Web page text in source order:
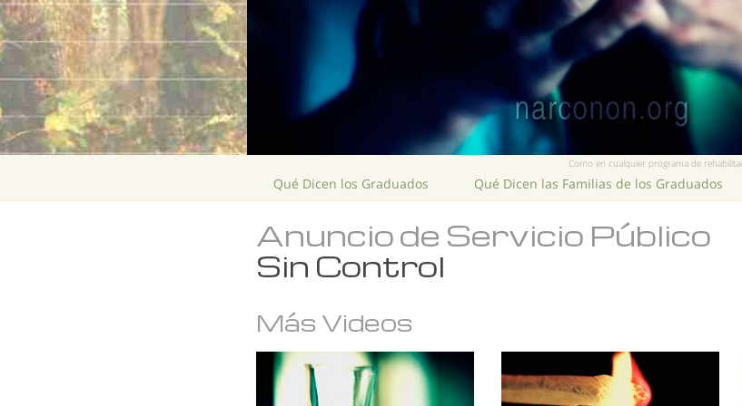
Como en cualquier programa de
Qué Dicen los Graduados Qué Dicen las Familias de los Graduados
Anuncio de Servicio Público
Sin Control
Más Videos